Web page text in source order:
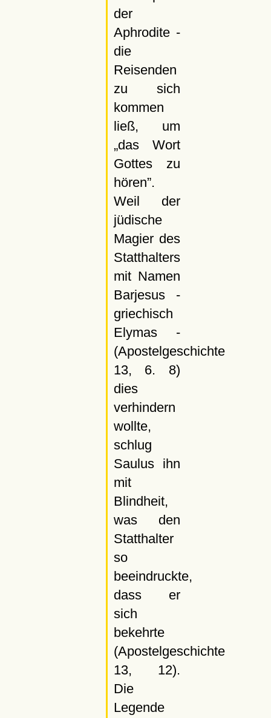
der
Aphrodite -
die
Reisenden
zu sich
kommen
ließ, um
das Wort
Gottes zu
hören .
Weil der
jüdische
Magier des
Statthalters
mit Namen
Barjesus -
griechisch
Elymas -
(Apostelgeschichte
13, 6. 8)
dies
verhindern
wollte,
schlug
Saulus ihn
mit
Blindheit,
was den
Statthalter
so
beeindruckte,
dass er
sich
bekehrte
(Apostelgeschichte
13, 12).
Die
Legende